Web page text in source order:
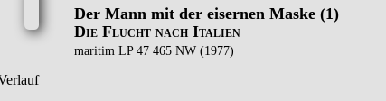
Der Mann mit der eisernen Maske (1)
Die Flucht nach Italien
maritim LP 47 465 NW (1977)